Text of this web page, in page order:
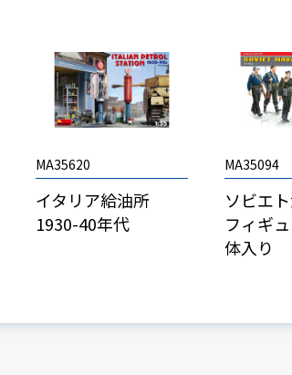
MA35620
イタリア給油所
1930-40年代
MA35094
ソビエ
フィギ
体入り